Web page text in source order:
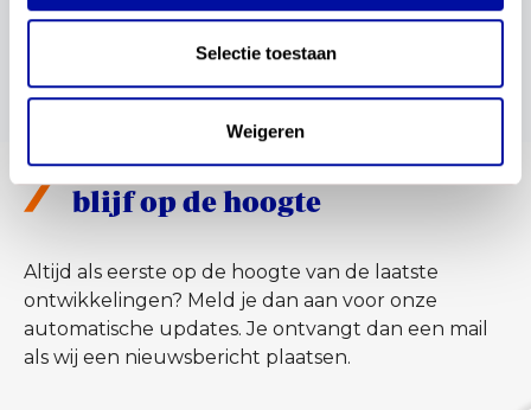
Selectie toestaan
Weigeren
blijf op de hoogte
Altijd als eerste op de hoogte van de laatste
ontwikkelingen? Meld je dan aan voor onze
automatische updates. Je ontvangt dan een mail
als wij een nieuwsbericht plaatsen.